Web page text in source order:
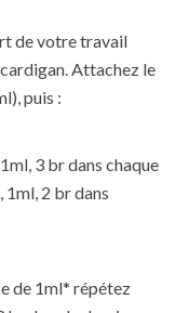
de votre travail
Attachez le
puis :
3 br dans chaque
1ml, 2 br dans
de 1ml* répétez